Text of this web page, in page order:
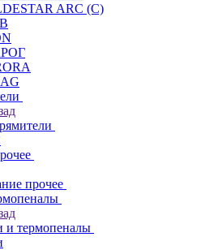
ARC (С)
прочее
и термопеналы